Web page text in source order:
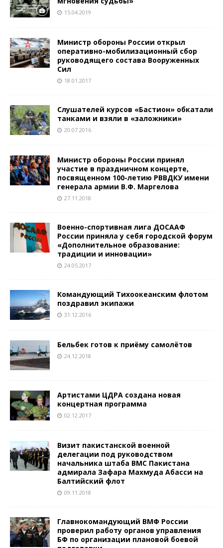
15.04.2019
Министр обороны России открыл
оперативно-мобилизационный сбор
руководящего состава Вооруженных
Сил
18.01.2017
Слушателей курсов «Бастион» обкатали
танками и взяли в «заложники»
20.07.2016
Министр обороны России принял
участие в праздничном концерте,
посвященном 100-летию РВВДКУ имени
генерала армии В.Ф. Маргелова
27.11.2018
Военно-спортивная лига ДОСААФ
России приняла у себя городской форум
«Дополнительное образование:
традиции и инновации»
24.05.2017
Командующий Тихоокеанским флотом
поздравил экипажи
31.12.2016
Бельбек готов к приёму самолётов
24.12.2018
Артистами ЦДРА создана новая
концертная программа
02.12.2017
Визит пакистанской военной
делегации под руководством
начальника штаба ВМС Пакистана
адмирала Зафара Махмуда Абасси на
Балтийский флот
09.11.2018
Главнокомандующий ВМФ России
проверил работу органов управления
БФ по организации плановой боевой